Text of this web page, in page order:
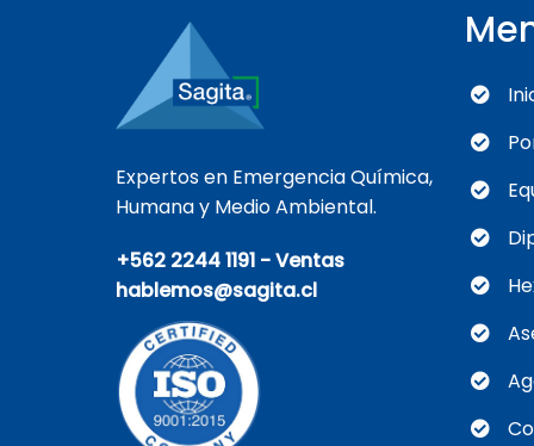
Expertos en Emergencia Química,
Humana y Medio Ambiental.
+562 2244 1191 - Ventas
hablemos@sagita.cl